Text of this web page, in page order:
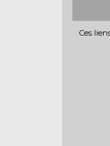
Ces